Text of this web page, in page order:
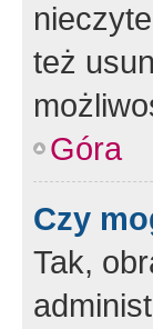
też
Góra
Czy
Tak,